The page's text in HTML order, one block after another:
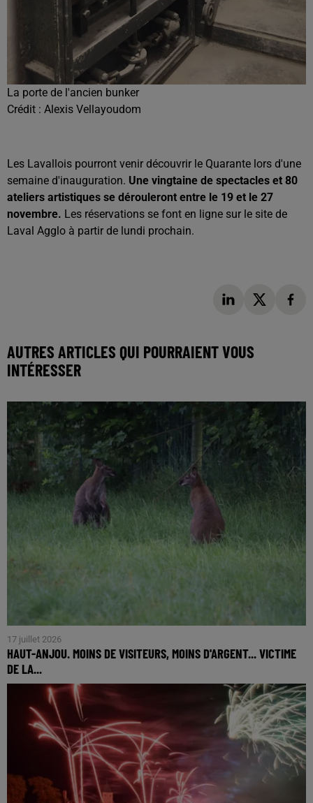
La porte de l'ancien bunker
Crédit : Alexis Vellayoudom
Les Lavallois pourront venir découvrir le Quarante lors d'une
semaine d'inauguration. Une vingtaine de spectacles et 80
ateliers artistiques se dérouleront entre le 19 et le 27
novembre. Les réservations se font en ligne sur le site de
Laval Agglo à partir de lundi prochain.
AUTRES ARTICLES QUI POURRAIENT VOUS
INTÉRESSER
17 juillet 2026
HAUT-ANJOU. MOINS DE VISITEURS, MOINS D'ARGENT... VICTIME
DE LA...